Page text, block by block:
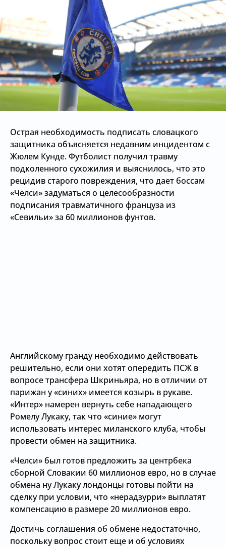
Острая необходимость подписать словацкого
защитника объясняется недавним инцидентом с
Жюлем Кунде. Футболист получил травму
подколенного сухожилия и выяснилось, что это
рецидив старого повреждения, что дает боссам
«Челси» задуматься о целесообразности
подписания травматичного француза из
«Севильи» за 60 миллионов фунтов.
Английскому гранду необходимо действовать
решительно, если они хотят опередить ПСЖ в
вопросе трансфера Шкриньяра, но в отличии от
парижан у «синих» имеется козырь в рукаве.
«Интер» намерен вернуть себе нападающего
Ромелу Лукаку, так что «синие» могут
использовать интерес миланского клуба, чтобы
провести обмен на защитника.
«Челси» был готов предложить за центрбека
сборной Словакии 60 миллионов евро, но в случае
обмена ну Лукаку лондонцы готовы пойти на
сделку при условии, что «нерадзурри» выплатят
компенсацию в размере 20 миллионов евро.
Достичь соглашения об обмене недостаточно,
поскольку вопрос стоит еще и об условиях